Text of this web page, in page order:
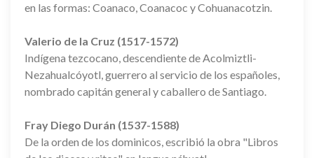
en las formas: Coanaco, Coanacoc y Cohuanacotzin.
Valerio de la Cruz (1517-1572)
Indígena tezcocano, descendiente de Acolmiztli-
Nezahualcóyotl, guerrero al servicio de los españoles,
nombrado capitán general y caballero de Santiago.
Fray Diego Durán (1537-1588)
De la orden de los dominicos, escribió la obra "Libros